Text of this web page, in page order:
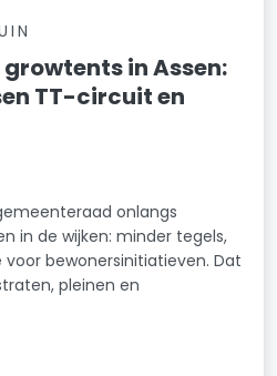
in Assen:
TT-circuit en
onlangs
in de wijken: minder tegels,
bewonersinitiatieven. Dat
pleinen en